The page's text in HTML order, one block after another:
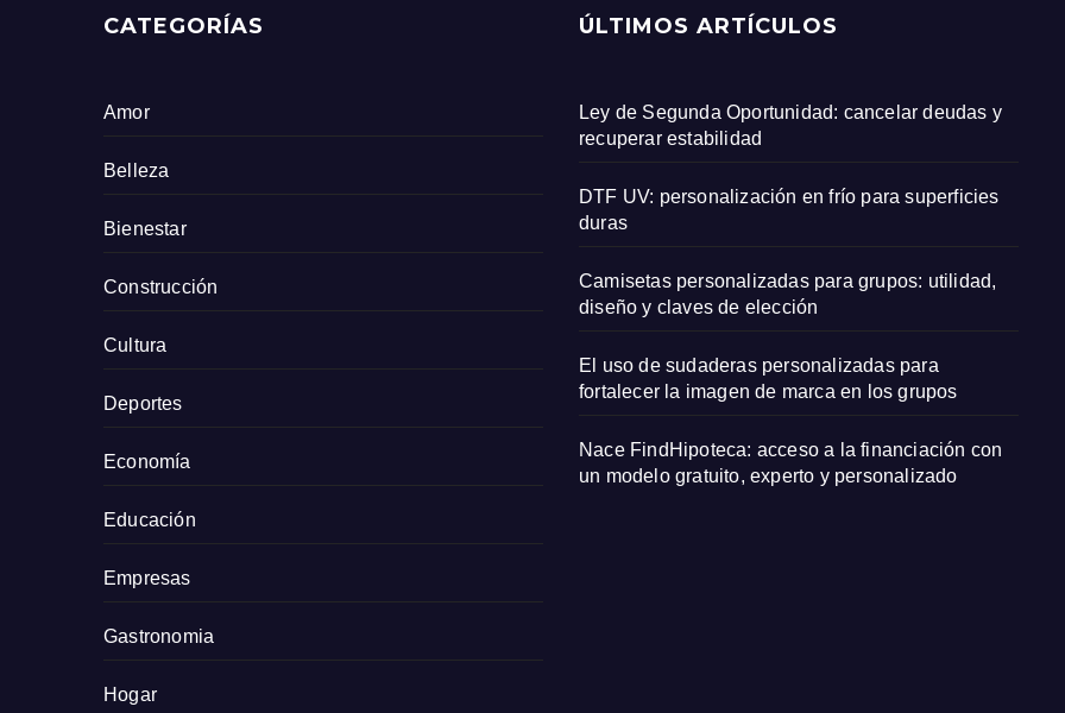
CATEGORÍAS
Amor
Belleza
Bienestar
Construcción
Cultura
Deportes
Economía
Educación
Empresas
Gastronomia
Hogar
ÚLTIMOS ARTÍCULOS
Ley de Segunda Oportunidad: cancelar deudas y
recuperar estabilidad
DTF UV: personalización en frío para superficies
duras
Camisetas personalizadas para grupos: utilidad,
diseño y claves de elección
El uso de sudaderas personalizadas para
fortalecer la imagen de marca en los grupos
Nace FindHipoteca: acceso a la financiación con
un modelo gratuito, experto y personalizado